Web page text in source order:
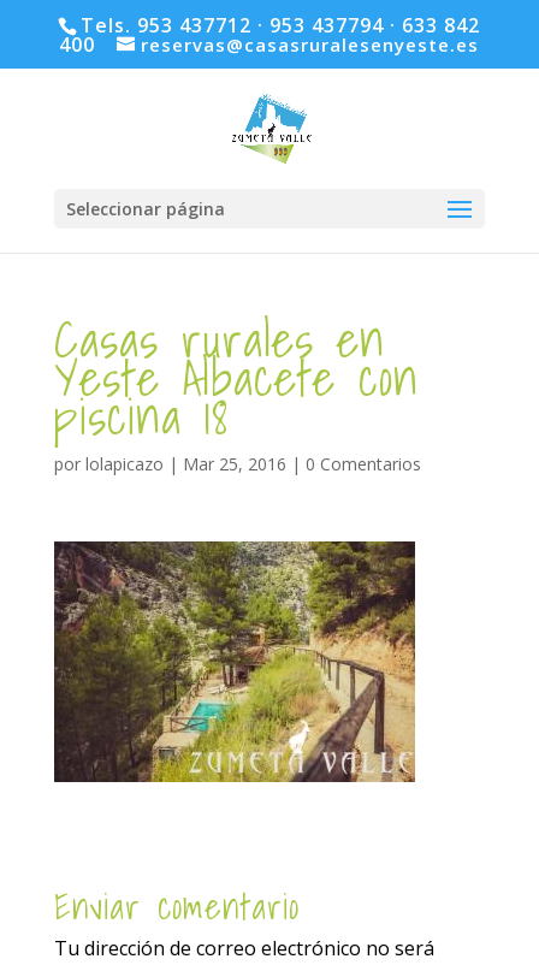
Tels. 953 437712 · 953 437794 · 633 842
400 reservas@casasruralesenyeste.es
Seleccionar página
Casas rurales en
Yeste Albacete con
piscina 18
por lolapicazo | Mar 25, 2016 | 0 Comentarios
Enviar comentario
Tu dirección de correo electrónico no será